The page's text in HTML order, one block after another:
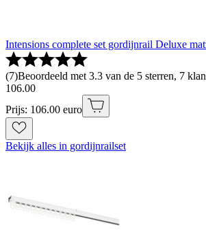
Intensions complete set gordijnrail Deluxe
(7)Beoordeeld met 3.3 van de 5 sterren, 7
106.00
Prijs: 106.00 euro
Bekijk alles in gordijnrailset